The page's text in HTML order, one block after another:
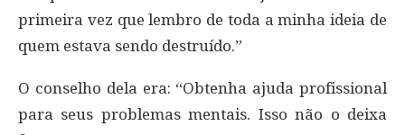
primeira vez que lembro de toda a minha ideia de
quem estava sendo destruído.”
O conselho dela era: “Obtenha ajuda profissional
para seus problemas mentais. Isso não o deixa